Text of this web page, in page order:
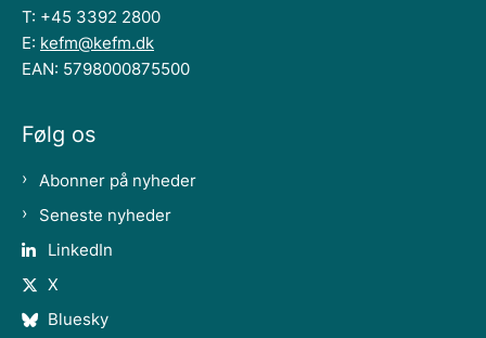
T: +45 3392 2800
E: kefm@kefm.dk
EAN: 5798000875500
Følg os
Abonner på nyheder
Seneste nyheder
LinkedIn
X
Bluesky